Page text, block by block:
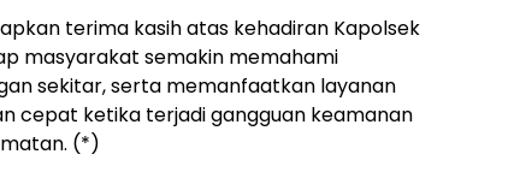
terima kasih atas kehadiran Kapolsek
masyarakat semakin memahami
sekitar, serta memanfaatkan layanan
cepat ketika terjadi gangguan keamanan
(*)